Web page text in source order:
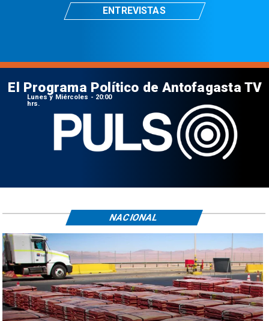
ENTREVISTAS
El Programa Político de Antofagasta TV
Lunes y Miércoles - 20:00
hrs.
NACIONAL